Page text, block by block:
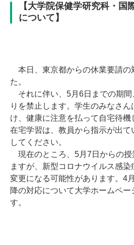
【大学院保健学研究科・国
について】
本日、東京都からの休業要請の
た。
それに伴い、5月6日までの期間
りを禁止します。学生のみなさ
け、健康に注意を払って自宅待機
在宅学習は、教員から指示が出
してください。
現在のところ、5月7日からの授
ますが、新型コロナウイルス感
変更になる可能性があります。4
降の対応について大学ホームペー
す。